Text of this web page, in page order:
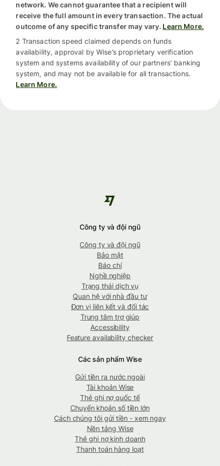
network. We cannot guarantee that a recipient will
receive the full amount in every transaction. The actual
outcome of any specific transfer may vary. Learn More.
2 Transaction speed claimed depends on funds
availability, approval by Wise’s proprietary verification
system and systems availability of our partners’ banking
system, and may not be available for all transactions.
Learn More.
Công ty và đội ngũ
Công ty và đội ngũ
Bảo mật
Báo chí
Nghề nghiệp
Trạng thái dịch vụ
Quan hệ với nhà đầu tư
Đơn vị liên kết và đối tác
Trung tâm trợ giúp
Accessibility
Feature availability checker
Các sản phẩm Wise
Gửi tiền ra nước ngoài
Tài khoản Wise
Thẻ ghi nợ quốc tế
Chuyển khoản số tiền lớn
Cách chúng tôi gửi tiền - xem ngay
Nền tảng Wise
Thẻ ghi nợ kinh doanh
Thanh toán hàng loạt